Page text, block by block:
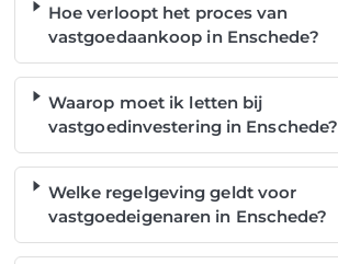
Hoe verloopt het proces van
vastgoedaankoop in Enschede?
Waarop moet ik letten bij
vastgoedinvestering in Enschede?
Welke regelgeving geldt voor
vastgoedeigenaren in Enschede?